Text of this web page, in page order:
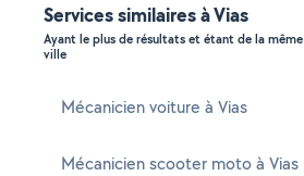
Services similaires à Vias
Ayant le plus de résultats et étant de la
ville
Mécanicien voiture à Vias
Mécanicien scooter moto à Vias